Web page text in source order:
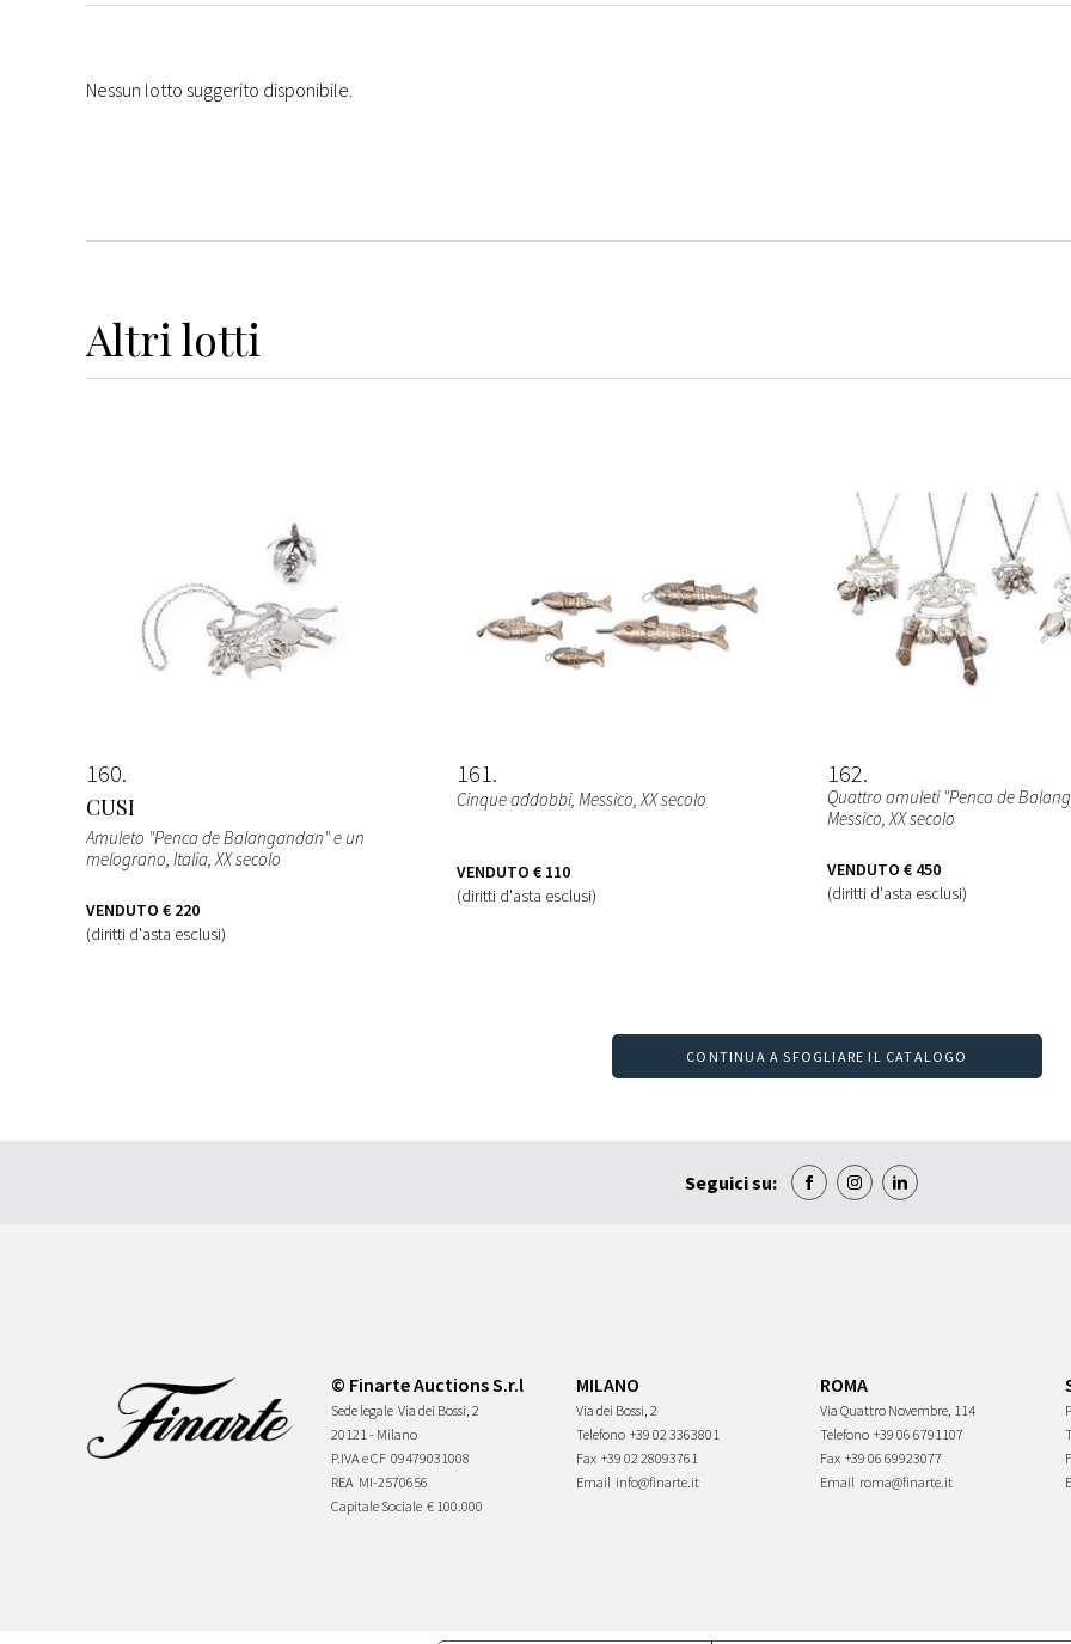
Nessun lotto suggerito disponibile.
Altri lotti
160
CUSI
Amuleto "Penca de Balangandan" e un
melograno, Italia, XX secolo
VENDUTO € 220
(diritti d'asta esclusi)
161
Cinque addobbi, Messico, XX secolo
VENDUTO € 110
(diritti d'asta esclusi)
162
Quattro amuleti "Penca de
Messico, XX secolo
VENDUTO € 450
(diritti d'asta esclusi)
CONTINUA A SFOGLIARE IL CATALOGO
Seguici su:
© Finarte Auctions S.r.l
Sede legale Via dei Bossi, 2
20121 - Milano
P.IVA e CF 09479031008
REA MI-2570656
Capitale Sociale € 100.000
MILANO
Via dei Bossi, 2
Telefono +39 02 3363801
Fax +39 02 28093761
Email info@finarte.it
ROMA
Via Quattro Novembre, 114
Telefono +39 06 6791107
Fax +39 06 69923077
Email roma@finarte.it